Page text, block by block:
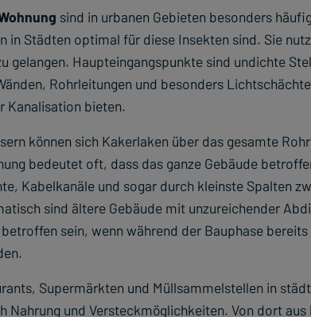
sind in urbanen Gebieten besonders
in Städten optimal für diese Insekten sind. Sie
gelangen. Haupteingangspunkte sind undichte
Rohrleitungen und besonders
Kanalisation bieten.
können sich Kakerlaken über das gesamte
bedeutet oft, dass das ganze Gebäude
Kabelkanäle und sogar durch kleinste Spalten
sind ältere Gebäude mit unzureichender
sein, wenn während der Bauphase
Supermärkten und Müllsammelstellen in
Nahrung und Versteckmöglichkeiten. Von dort aus